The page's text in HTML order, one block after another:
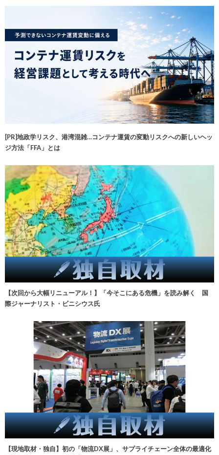
[PR]地政学リスク、港湾混雑…コンテナ運賃の変動リスクへの新しいヘッ
ジ方法「FFA」とは
【次回から大幅リニューアル！】「今そこにある危機」を読み解く 国
際ジャーナリスト・ビニシウス氏
【現地取材・独自】初の「物流DX展」、サプライチェーン全体の最適化